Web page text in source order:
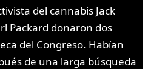
del cannabis Jack
Packard donaron dos
del Congreso. Habían
de una larga búsqueda